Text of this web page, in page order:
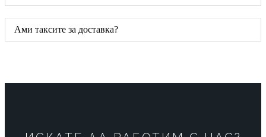
Ами таксите за доставка?